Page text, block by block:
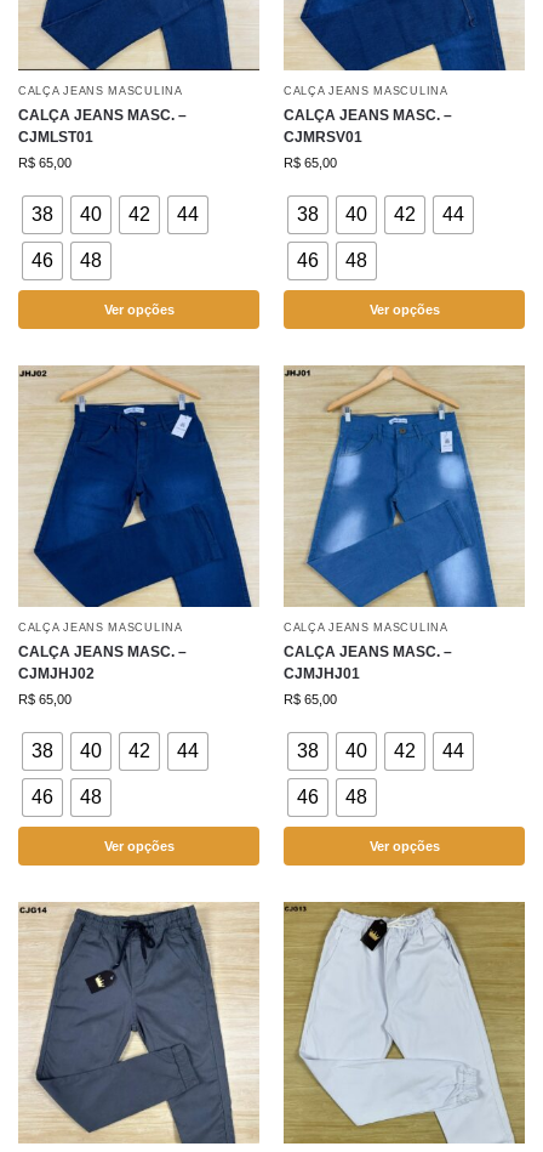
CALÇA JEANS MASCULINA
CALÇA JEANS MASC. –
CJMLST01
R$ 65,00
38 40 42 44
46 48
Ver opções
CALÇA JEANS MASCULINA
CALÇA JEANS MASC. –
CJMRSV01
R$ 65,00
38 40 42 44
46 48
Ver opções
CALÇA JEANS MASCULINA
CALÇA JEANS MASC. –
CJMJHJ02
R$ 65,00
38 40 42 44
46 48
Ver opções
CALÇA JEANS MASCULINA
CALÇA JEANS MASC. –
CJMJHJ01
R$ 65,00
38 40 42 44
46 48
Ver opções